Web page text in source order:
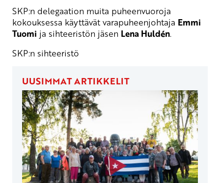
SKP:n delegaation muita puheenvuoroja
kokouksessa käyttävät varapuheenjohtaja Emmi
Tuomi ja sihteeristön jäsen Lena Huldén.
SKP:n sihteeristö
UUSIMMAT ARTIKKELIT